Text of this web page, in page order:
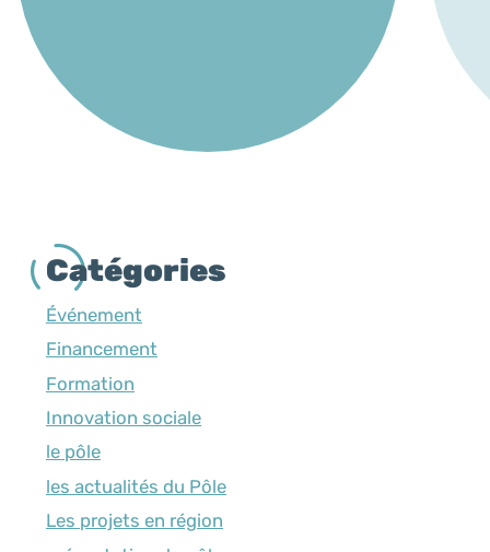
Catégories
Événement
Financement
Formation
Innovation sociale
le pôle
les actualités du Pôle
Les projets en région